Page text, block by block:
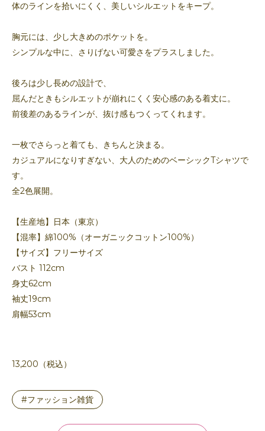
体のラインを拾いにくく、美しいシルエットをキープ。
胸元には、少し大きめのポケットを。
シンプルな中に、さりげない可愛さをプラスしました。
後ろは少し長めの設計で、
屈んだときもシルエットが崩れにくく安心感のある着丈に。
前後差のあるラインが、抜け感もつくってくれます。
一枚でさらっと着ても、きちんと決まる。
カジュアルになりすぎない、大人のためのベーシックTシャツで
す。
全2色展開。
【生産地】日本（東京）
【混率】綿100%（オーガニックコットン100%）
【サイズ】フリーサイズ
バスト 112cm
身丈62cm
袖丈19cm
肩幅53cm
13,200（税込）
#ファッション雑貨